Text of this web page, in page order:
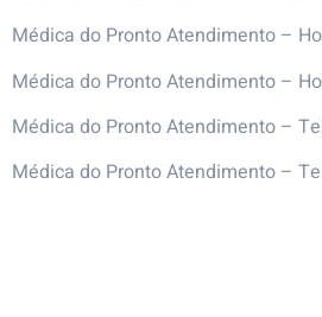
Médica do Pronto Atendimento –
Médica do Pronto Atendimento –
Médica do Pronto Atendimento –
Médica do Pronto Atendimento –